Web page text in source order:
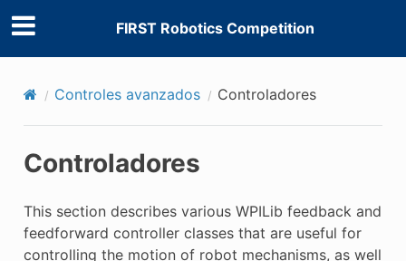
FIRST Robotics Competition
Controles avanzados Controladores
Controladores
This section describes various WPILib feedback and
feedforward controller classes that are useful for
controlling the motion of robot mechanisms, as well